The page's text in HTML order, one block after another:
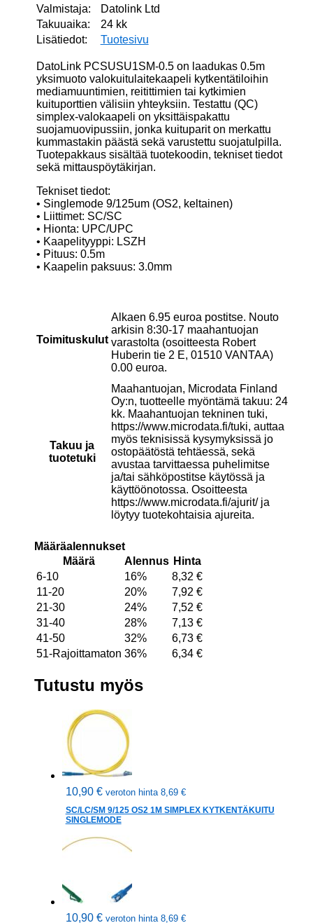
Valmistaja:
Datolink Ltd
Takuuaika:
24 kk
Lisätiedot:
Tuotesivu
DatoLink PCSUSU1SM-0.5 on laadukas 0.5m
yksimuoto valokuitulaitekaapeli kytkentätiloihin
mediamuuntimien, reitittimien tai kytkimien
kuituporttien välisiin yhteyksiin. Testattu (QC)
simplex-valokaapeli on yksittäispakattu
suojamuovipussiin, jonka kuituparit on merkattu
kummastakin päästä sekä varustettu suojatulpilla.
Tuotepakkaus sisältää tuotekoodin, tekniset tiedot
sekä mittauspöytäkirjan.
Tekniset tiedot:
• Singlemode 9/125um (OS2, keltainen)
• Liittimet: SC/SC
• Hionta: UPC/UPC
• Kaapelityyppi: LSZH
• Pituus: 0.5m
• Kaapelin paksuus: 3.0mm
Toimituskulut
Alkaen 6.95 euroa postitse. Nouto
arkisin 8:30-17 maahantuojan
varastolta (osoitteesta Robert
Huberin tie 2 E, 01510 VANTAA)
0.00 euroa.
Takuu ja
tuotetuki
Maahantuojan, Microdata Finland
Oy:n, tuotteelle myöntämä takuu: 24
kk. Maahantuojan tekninen tuki,
https://www.microdata.fi/tuki, auttaa
myös teknisissä kysymyksissä jo
ostopäätöstä tehtäessä, sekä
avustaa tarvittaessa puhelimitse
ja/tai sähköpostitse käytössä ja
käyttöönotossa. Osoitteesta
https://www.microdata.fi/ajurit/ ja
löytyy tuotekohtaisia ajureita.
Määräalennukset
Määrä
Alennus Hinta
6-10
16% 8,32 €
11-20
20% 7,92 €
21-30
24% 7,52 €
31-40
28% 7,13 €
41-50
32% 6,73 €
51-Rajoittamaton 36% 6,34 €
Tutustu myös
10,90 € veroton hinta 8,69 €
SC/LC/SM 9/125 OS2 1M SIMPLEX KYTKENTÄKUITU
SINGLEMODE
10,90 € veroton hinta 8,69 €